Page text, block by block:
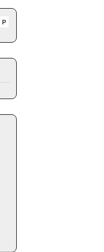
P